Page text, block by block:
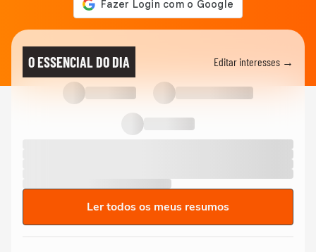
O ESSENCIAL DO DIA Editar interesses →
Ler todos os meus resumos